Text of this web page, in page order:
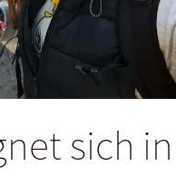
sich in